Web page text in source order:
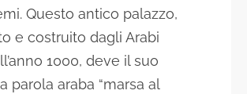
Questo antico palazzo,
e costruito dagli Arabi
1000, deve il suo
parola araba “marsa al